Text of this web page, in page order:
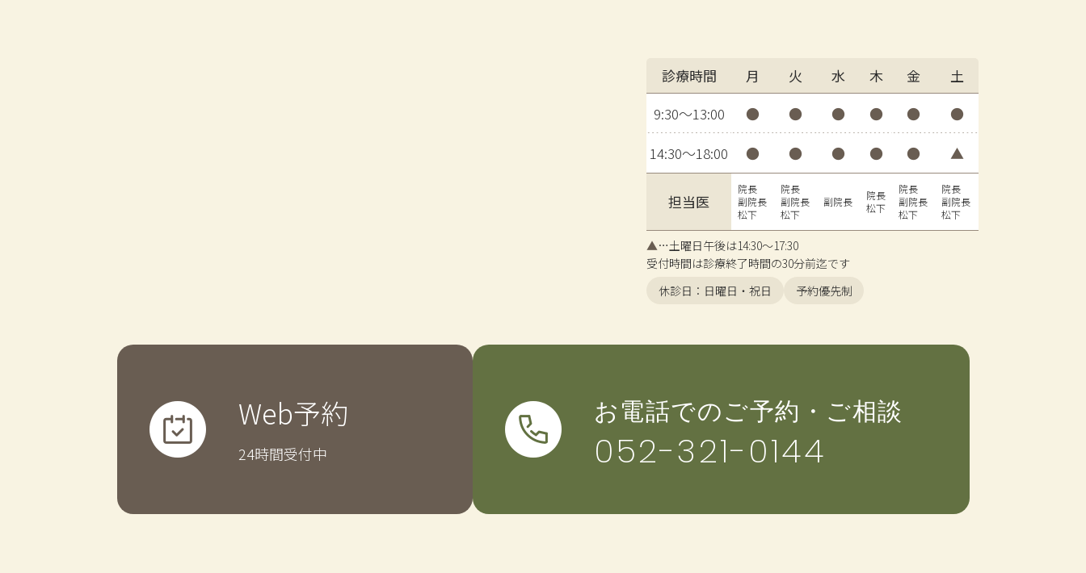
診療時間 月 火 水 木 金
土
9:30〜13:00
● ● ● ● ●
●
14:30〜18:00
● ● ● ● ● ▲
担当医
院長
副院長
松下
院長
副院長
松下
副院長
院長
松下
院長
副院長
松下
院長
副院長
松下
▲…土曜日午後は14:30〜17:30
受付時間は診療終了時間の30分前迄です
休診日：日曜日・祝日
予約優先制
Web予約
24時間受付中
お電話でのご予約・ご相談
052-321-0144